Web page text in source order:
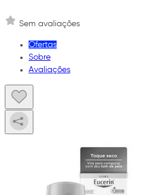
Sem avaliações
Ofertas
Sobre
Avaliações